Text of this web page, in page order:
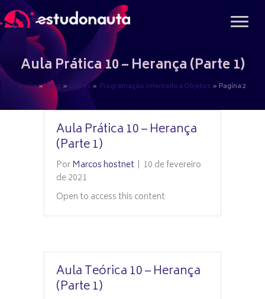
para
conteúdo
Aula Prática 10 – Herança (Parte 1)
Início Blog Lições Programação orientada a Objetos Pagina 2
Aula Prática 10 – Herança
(Parte 1)
PorMarcos hostnet | 10 de fevereiro
de 2021
Open to access this content
Aula Teórica 10 – Herança
(Parte 1)